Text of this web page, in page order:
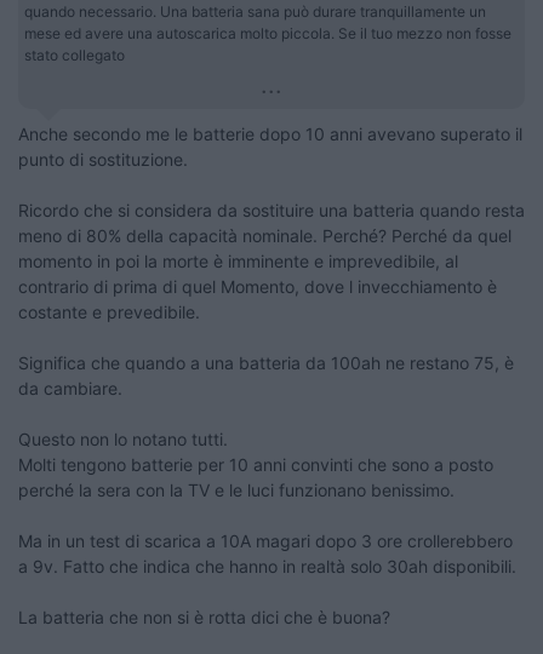
quando necessario. Una batteria sana può durare tranquillamente un
mese ed avere una autoscarica molto piccola. Se il tuo mezzo non fosse
stato collegato
...
Anche secondo me le batterie dopo 10 anni avevano superato il
punto di sostituzione.
Ricordo che si considera da sostituire una batteria quando resta
meno di 80% della capacità nominale. Perché? Perché da quel
momento in poi la morte è imminente e imprevedibile, al
contrario di prima di quel Momento, dove l invecchiamento è
costante e prevedibile.
Significa che quando a una batteria da 100ah ne restano 75, è
da cambiare.
Questo non lo notano tutti.
Molti tengono batterie per 10 anni convinti che sono a posto
perché la sera con la TV e le luci funzionano benissimo.
Ma in un test di scarica a 10A magari dopo 3 ore crollerebbero
a 9v. Fatto che indica che hanno in realtà solo 30ah disponibili.
La batteria che non si è rotta dici che è buona?